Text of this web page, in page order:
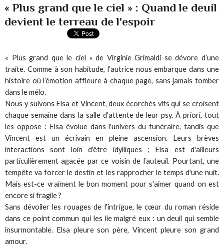
« Plus grand que le ciel » : Quand le deuil
devient le terreau de l'espoir
« Plus grand que le ciel » de Virginie Grimaldi se dévore d’une
traite. Comme à son habitude, l’autrice nous embarque dans une
histoire où l’émotion affleure à chaque page, sans jamais tomber
dans le mélo.
Nous y suivons Elsa et Vincent, deux écorchés vifs qui se croisent
chaque semaine dans la salle d’attente de leur psy. À priori, tout
les oppose : Elsa évolue dans l'univers du funéraire, tandis que
Vincent est un écrivain en pleine ascension. Leurs brèves
interactions sont loin d'être idylliques ; Elsa est d'ailleurs
particulièrement agacée par ce voisin de fauteuil. Pourtant, une
tempête va forcer le destin et les rapprocher le temps d'une nuit.
Mais est-ce vraiment le bon moment pour s'aimer quand on est
encore si fragile ?
Sans dévoiler les rouages de l'intrigue, le cœur du roman réside
dans ce point commun qui les lie malgré eux : un deuil qui semble
insurmontable. Elsa pleure son père, Vincent pleure son grand
amour.